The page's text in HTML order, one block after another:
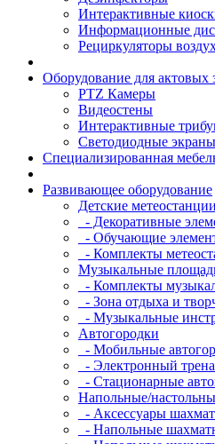
Интерактивные
Информационные
Рециркуляторы
Оборудование для актовых
PTZ Камеры
Видеостены
Интерактивные
Светодиодные экраны
Специализированная
Развивающее оборудование
Детские
- Декоративные
- Обучающие
- Комплекты
Музыкальные
- Комплекты
- Зона отдыха и
- Музыкальные
Автогородки
- Мобильные
- Электронный
- Стационарные
Напольные/
- Аксессуары
- Напольные